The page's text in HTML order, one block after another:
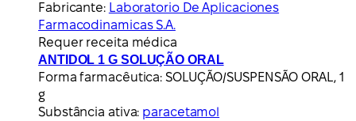
Fabricante: Laboratorio De Aplicaciones
Farmacodinamicas S.A.
Requer receita médica
ANTIDOL 1 G SOLUÇÃO ORAL
Forma farmacêutica: SOLUÇÃO/SUSPENSÃO ORAL, 1
g
Substância ativa: paracetamol